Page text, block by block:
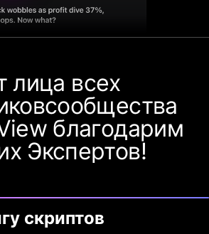
лица всех
сообщества
благодарим
Экспертов!
скриптов